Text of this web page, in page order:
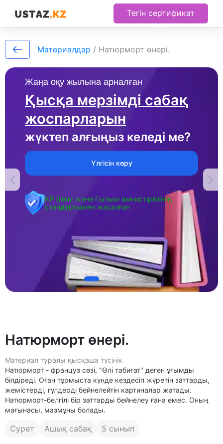
Тегін сертификат
алу
Жаңа оқу жылына арналған
Қысқа мерзімді сабақ
жоспарларын
жүктеп алғыңыз келеді ме?
Үлгісін көру
ҚР Білім және Ғылым министірлігінің
стандартымен жасалған
Материалдар / Натюрморт өнері.
Натюрморт өнері.
Материал туралы қысқаша түсінік
Натюрморт - француз сөзі, "Өлі табиғат" деген ұғымды
білдіреді. Оған тұрмыста күнде кездесіп жүретін заттарды,
жемістерді, гүлдерді бейнелейтін картиналар жатады.
Натюрморт-белгілі бір заттарды бейнелеу ғана емес. Оның
мағынасы, мазмұны болады.
Сурет Ашық сабақ 5 сынып